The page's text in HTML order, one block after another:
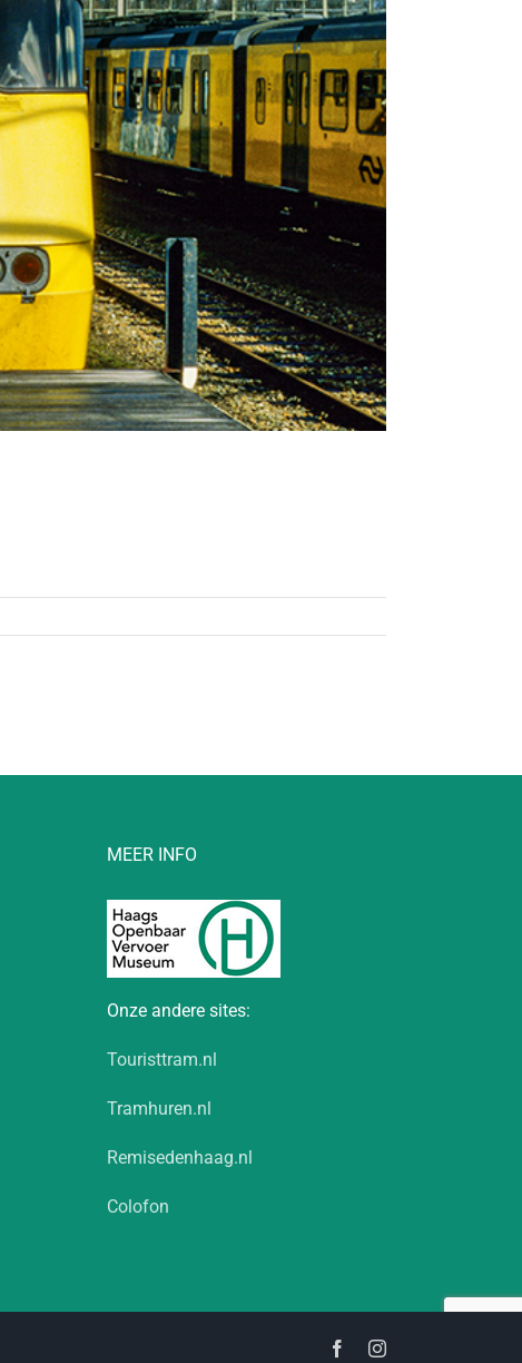
MEER INFO
Onze andere sites:
Touristtram.nl
Tramhuren.nl
Remisedenhaag.nl
Colofon
FacebookInstagram